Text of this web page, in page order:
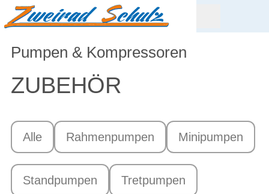
Pumpen & Kompressoren
ZUBEHÖR
Alle Rahmenpumpen Minipumpen
Standpumpen Tretpumpen